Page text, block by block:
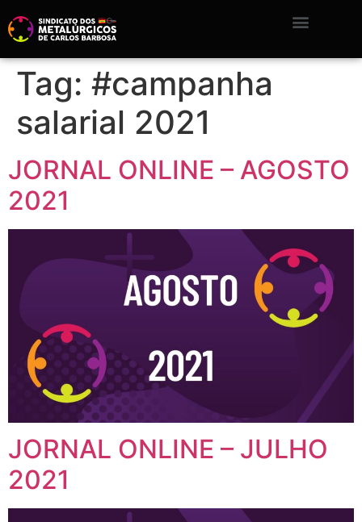
Tag: #campanha
salarial 2021
JORNAL ONLINE – AGOSTO
2021
JORNAL ONLINE – JULHO
2021